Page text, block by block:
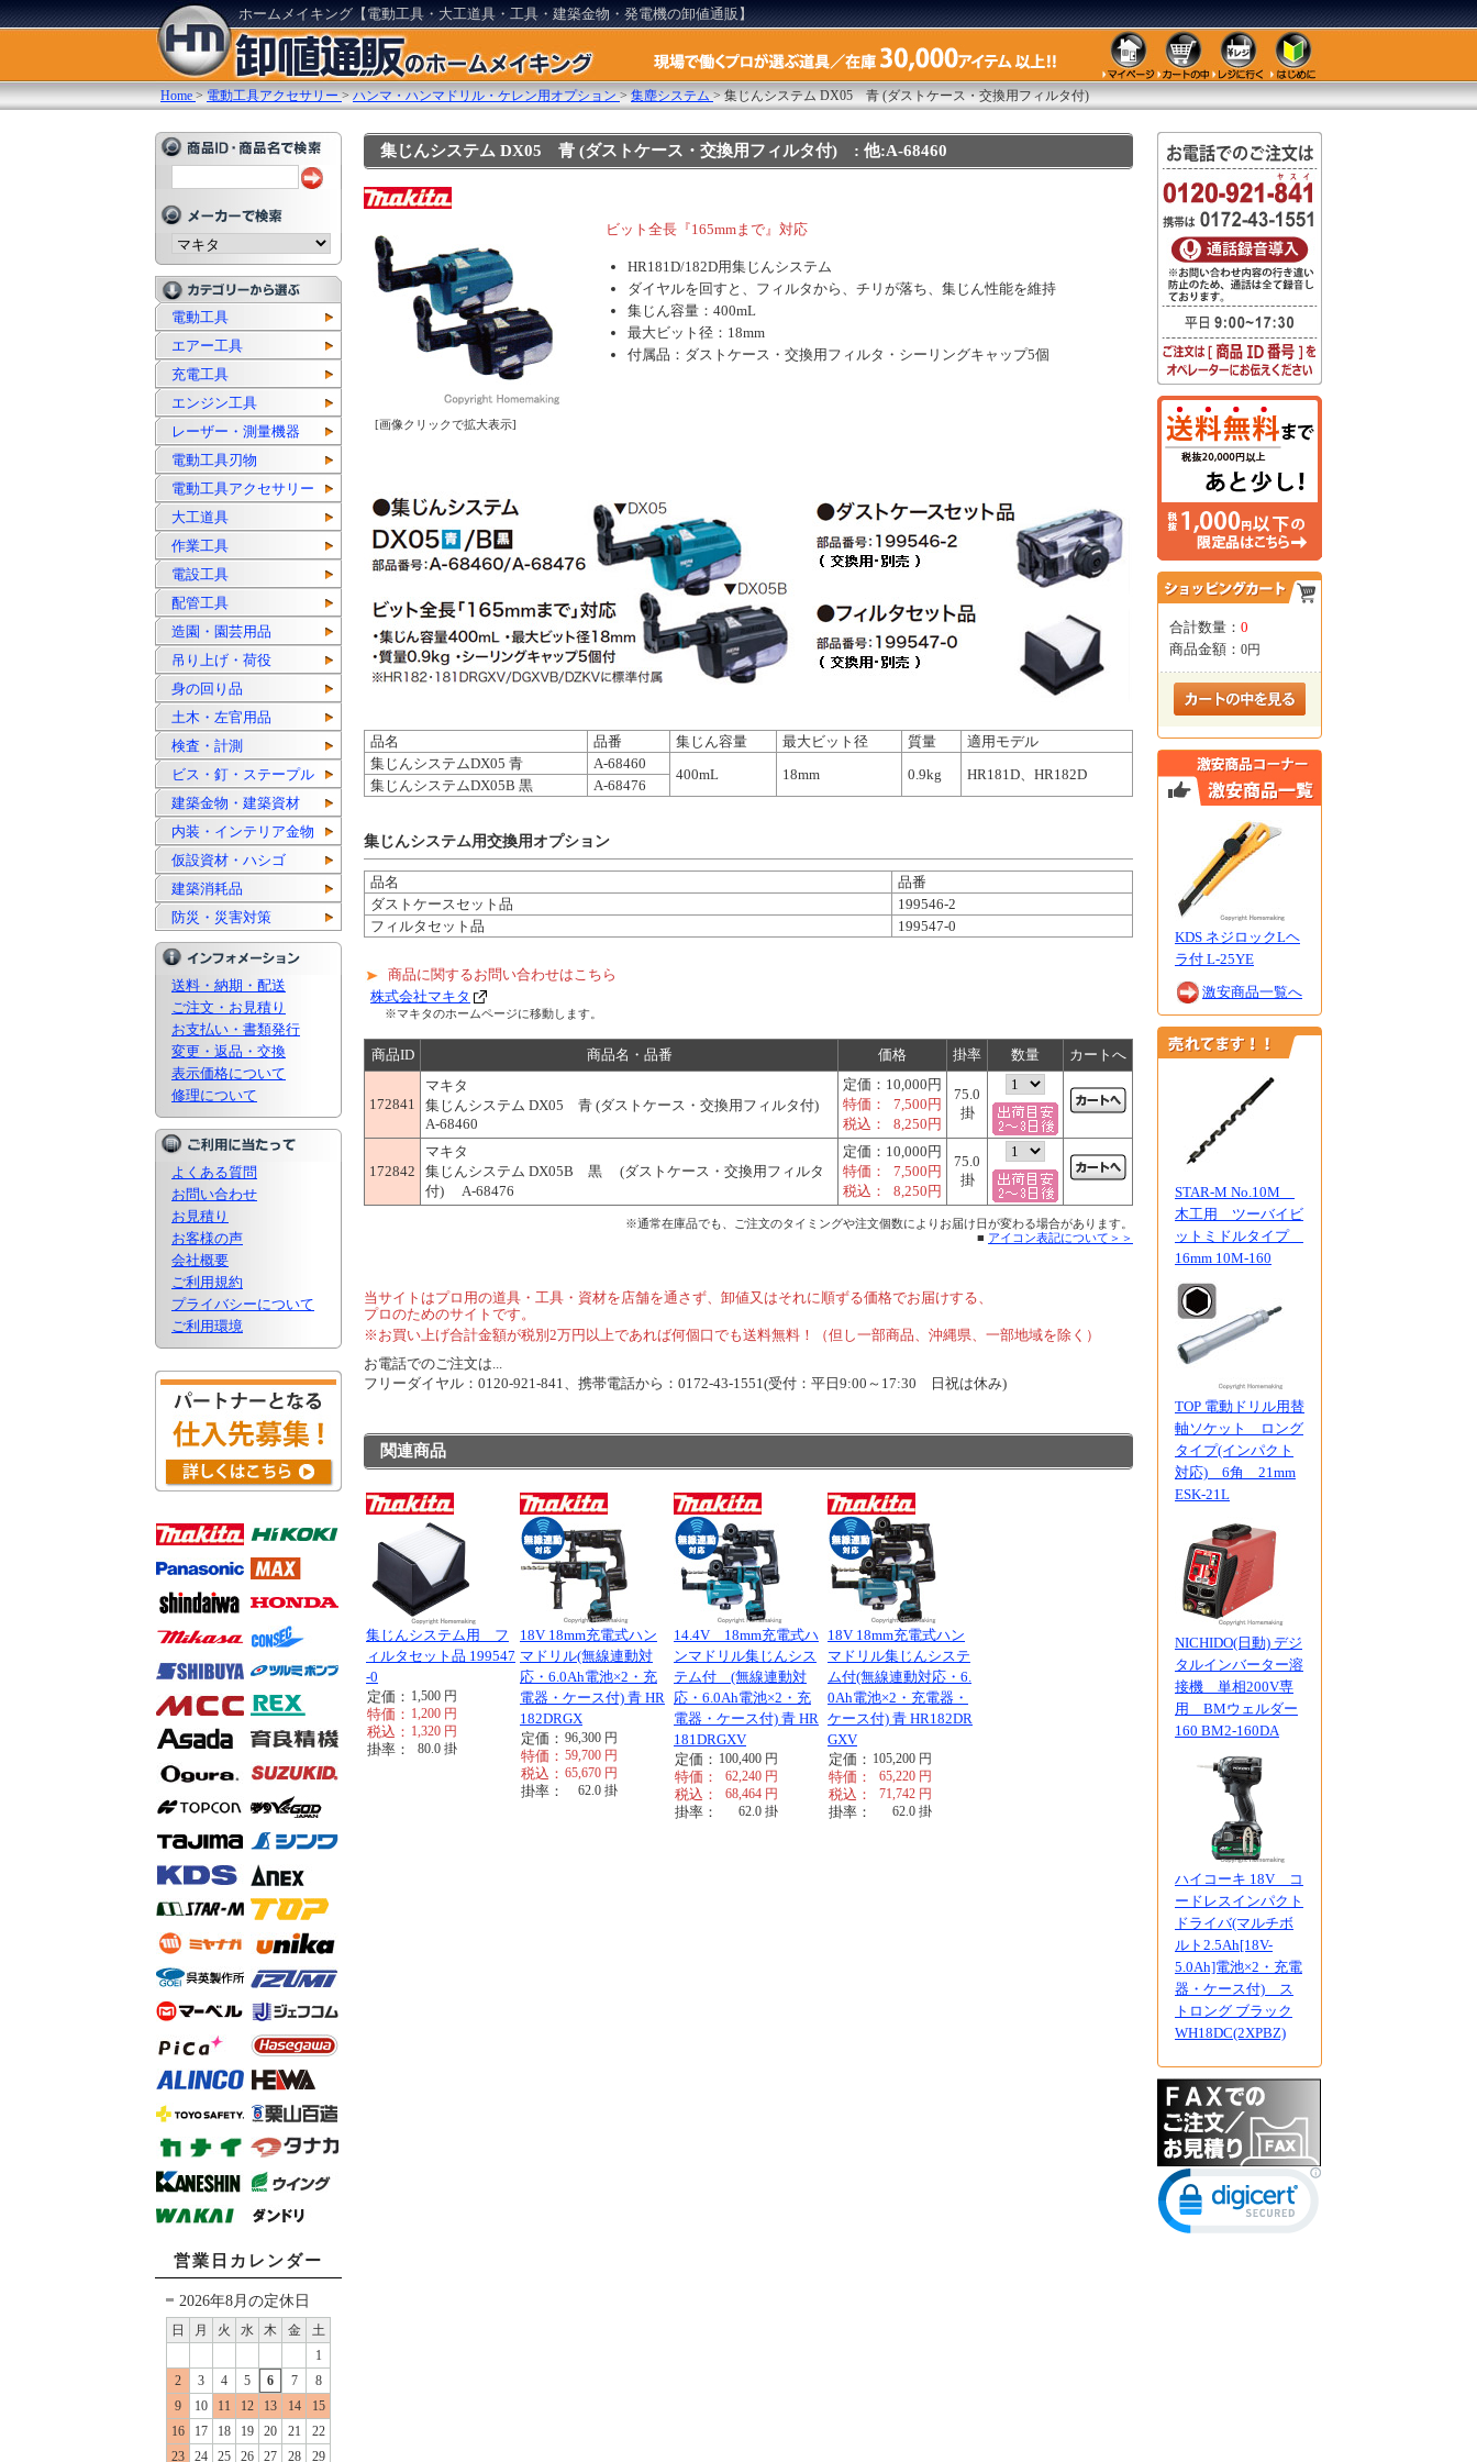
ホームメイキング【電動工具・大工道具・工具・建築金物・発電機の卸値通販】
Home >電動工具アクセサリー >ハンマ・ハンマドリル・ケレン用オプション >集塵システム >集じんシステム DX05 青 (ダストケース・交換用フィルタ付)
電動工具
エアー工具
充電工具
エンジン工具
レーザー・測量機器
電動工具刃物
電動工具アクセサリー
大工道具
作業工具
電設工具
配管工具
造園・園芸用品
吊り上げ・荷役
身の回り品
土木・左官用品
検査・計測
ビス・釘・ステープル
建築金物・建築資材
内装・インテリア金物
仮設資材・ハシゴ
建築消耗品
防災・災害対策
送料・納期・配送
ご注文・お見積り
お支払い・書類発行
変更・返品・交換
表示価格について
修理について
よくある質問
お問い合わせ
お見積り
お客様の声
会社概要
ご利用規約
プライバシーについて
ご利用環境
営業日カレンダー
2026年8月の定休日
日 月 火 水 木 金
土
1
2
3 4 5 6 7
8
9
10 11 12 13 14
15
16
17 18 19 20 21
22
23
24 25 26 27 28 29
集じんシステム DX05 青 (ダストケース・交換用フィルタ付) : 他:A-68460
[画像クリックで拡大表示]
ビット全長『165mmまで』対応
HR181D/182D用集じんシステム
ダイヤルを回すと、フィルタから、チリが落ち、集じん性能を維持
集じん容量：400mL
最大ビット径：18mm
付属品：ダストケース・交換用フィルタ・シーリングキャップ5個
品名 品番 集じん容量 最大ビット径 質量
適用モデル
集じんシステムDX05 青
A-68460
400mL 18mm 0.9kg HR181D、HR182D
集じんシステムDX05B 黒 A-68476
集じんシステム用交換用オプション
品名
品番
ダストケースセット品
199546-2
フィルタセット品
199547-0
商品に関するお問い合わせはこちら
株式会社マキタ
※マキタのホームページに移動します。
商品ID 商品名・品番 価格 掛率 数量 カートへ
172841
マキタ
集じんシステム DX05 青 (ダストケース・交換用フィルタ付)
A-68460
定価： 10,000円
特価：
7,500円
税込：
8,250円
75.0
掛
172842
マキタ
集じんシステム DX05B 黒 (ダストケース・交換用フィルタ
付) A-68476
定価： 10,000円
特価：
7,500円
税込：
8,250円
75.0
掛
※通常在庫品でも、ご注文のタイミングや注文個数によりお届け日が変わる場合があります。
■ アイコン表記について＞＞
当サイトはプロ用の道具・工具・資材を店舗を通さず、卸値又はそれに順ずる価格でお届けする、
プロのためのサイトです。
※お買い上げ合計金額が税別2万円以上であれば何個口でも送料無料！（但し一部商品、沖縄県、一部地域を除く）
お電話でのご注文は...
フリーダイヤル：0120-921-841、携帯電話から：0172-43-1551(受付：平日9:00～17:30 日祝は休み)
関連商品
集じんシステム用 フ
ィルタセット品 199547
-0
定価： 1,500 円
特価： 1,200 円
税込： 1,320 円
掛率： 80.0 掛
18V 18mm充電式ハン
マドリル(無線連動対
応・6.0Ah電池×2・充
電器・ケース付) 青 HR
182DRGX
定価： 96,300 円
特価： 59,700 円
税込： 65,670 円
掛率： 62.0 掛
14.4V 18mm充電式ハ
ンマドリル集じんシス
テム付 (無線連動対
応・6.0Ah電池×2・充
電器・ケース付) 青 HR
181DRGXV
定価： 100,400 円
特価： 62,240 円
税込： 68,464 円
掛率： 62.0 掛
18V 18mm充電式ハン
マドリル集じんシステ
ム付(無線連動対応・6.
0Ah電池×2・充電器・
ケース付) 青 HR182DR
GXV
定価： 105,200 円
特価： 65,220 円
税込： 71,742 円
掛率： 62.0 掛
合計数量： 0
商品金額： 0円
KDS ネジロックLヘ
ラ付 L-25YE
激安商品一覧へ
STAR-M No.10M
木工用 ツーバイビ
ットミドルタイプ
16mm 10M-160
TOP 電動ドリル用替
軸ソケット ロング
タイプ(インパクト
対応) 6角 21mm
ESK-21L
NICHIDO(日動) デジ
タルインバーター溶
接機 単相200V専
用 BMウェルダー
160 BM2-160DA
ハイコーキ 18V コ
ードレスインパクト
ドライバ(マルチボ
ルト2.5Ah[18V-
5.0Ah]電池×2・充電
器・ケース付) ス
トロング ブラック
WH18DC(2XPBZ)